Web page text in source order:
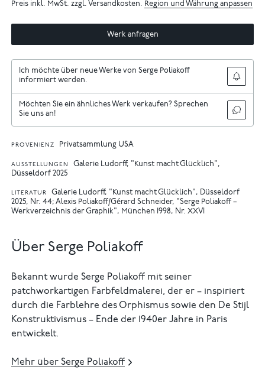
Preis inkl. MwSt. zzgl. Versandkosten. Region und Währung anpassen
Werk anfragen
Ich möchte über neue Werke von Serge Poliakoff
informiert werden.
Möchten Sie ein ähnliches Werk verkaufen? Sprechen
Sie uns an!
PROVENIENZ Privatsammlung USA
AUSSTELLUNGEN
Galerie Ludorff, "Kunst macht Glücklich",
Düsseldorf 2025
LITERATUR
Galerie Ludorff, "Kunst macht Glücklich", Düsseldorf
2025, Nr. 44 Alexis Poliakoff/Gérard Schneider, "Serge Poliakoff –
Werkverzeichnis der Graphik", München 1998, Nr. XXVI
Über Serge Poliakoff
Bekannt wurde Serge Poliakoff mit seiner
patchworkartigen Farbfeldmalerei, der er – inspiriert
durch die Farblehre des Orphismus sowie den De Stijl
Konstruktivismus – Ende der 1940er Jahre in Paris
entwickelt.
Mehr über Serge Poliakoff